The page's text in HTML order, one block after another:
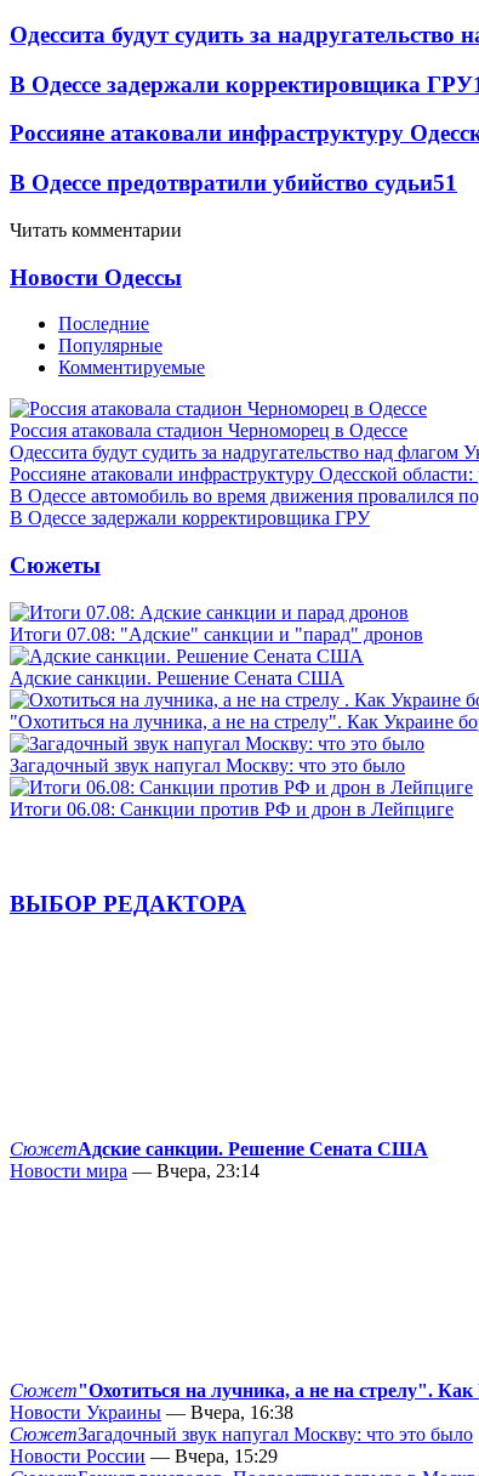
Одессита будут судить за
В Одессе задержали корректировщика ГРУ
Россияне атаковали инфраструктуру
В Одессе предотвратили убийство судьи51
Читать комментарии
Новости Одессы
Последние
Популярные
Комментируемые
Россия атаковала стадион Черноморец в Одессе
Одессита будут судить за надругательство над флагом
Россияне атаковали инфраструктуру Одесской
В Одессе автомобиль во время движения провалился
В Одессе задержали корректировщика ГРУ
Сюжеты
Итоги 07.08: "Адские" санкции и "парад" дронов
Адские санкции. Решение Сената США
"Охотиться на лучника, а не на стрелу". Как Украине
Загадочный звук напугал Москву: что это было
Итоги 06.08: Санкции против РФ и дрон в Лейпциге
ВЫБОР РЕДАКТОРА
СюжетАдские санкции. Решение Сената США
Новости мира — Вчера, 23:14
Сюжет"Охотиться на лучника, а не на стрелу". Как
Новости Украины — Вчера, 16:38
СюжетЗагадочный звук напугал Москву: что это было
Новости России — Вчера, 15:29